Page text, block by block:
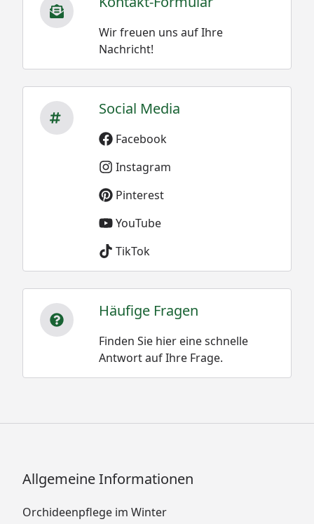
Wir freuen uns auf Ihre
Nachricht!
Social Media
Facebook
Instagram
Pinterest
YouTube
TikTok
Häufige Fragen
Finden Sie hier eine schnelle
Antwort auf Ihre Frage.
Allgemeine Informationen
Orchideenpflege im Winter